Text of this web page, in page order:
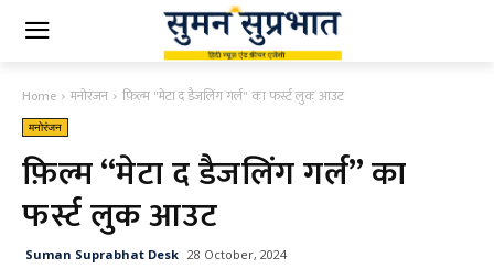
Home मनोरंजन फ़िल्म "मेटा द डैजलिंग गर्ल" का फर्स्ट लुक आउट
मनोरंजन
फ़िल्म “मेटा द डैजलिंग गर्ल” का
फर्स्ट लुक आउट
Suman Suprabhat Desk 28 October, 2024